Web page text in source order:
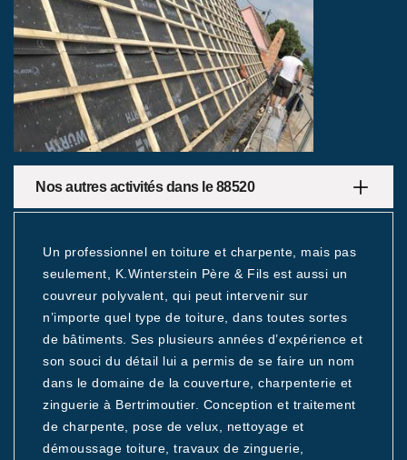
Nos autres activités dans le 88520
Un professionnel en toiture et charpente, mais pas
seulement, K.Winterstein Père & Fils est aussi un
couvreur polyvalent, qui peut intervenir sur
n’importe quel type de toiture, dans toutes sortes
de bâtiments. Ses plusieurs années d’expérience et
son souci du détail lui a permis de se faire un nom
dans le domaine de la couverture, charpenterie et
zinguerie à Bertrimoutier. Conception et traitement
de charpente, pose de velux, nettoyage et
démoussage toiture, travaux de zinguerie,